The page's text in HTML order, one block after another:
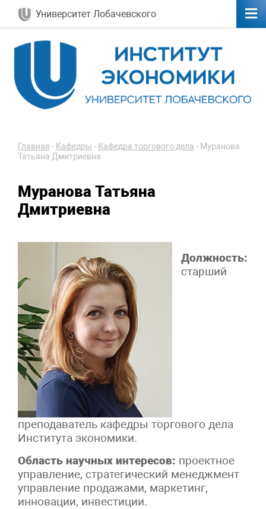
Университет Лобачевского
Главная - Кафедры - Кафедра торгового дела - Муранова
Татьяна Дмитриевна
Муранова Татьяна
Дмитриевна
Должность:
старший
преподаватель кафедры торгового дела
Института экономики.
Область научных интересов: проектное
управление, стратегический менеджмент
управление продажами, маркетинг,
инновации, инвестиции.